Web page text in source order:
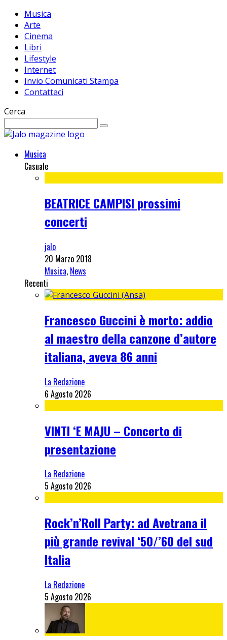
Musica
Arte
Cinema
Libri
Lifestyle
Internet
Invio Comunicati Stampa
Contattaci
Cerca
Musica
Casuale
BEATRICE CAMPISI prossimi
concerti
jalo
20 Marzo 2018
Musica, News
Recenti
Francesco Guccini è morto: addio
al maestro della canzone d’autore
italiana, aveva 86 anni
La Redazione
6 Agosto 2026
VINTI ‘E MAJU – Concerto di
presentazione
La Redazione
5 Agosto 2026
Rock’n’Roll Party: ad Avetrana il
più grande revival ‘50/’60 del sud
Italia
La Redazione
5 Agosto 2026